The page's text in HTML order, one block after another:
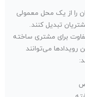
را از یک محل معمولی
تبدیل کنند.
برای مشتری ساخته
رویدادها می‌توانند